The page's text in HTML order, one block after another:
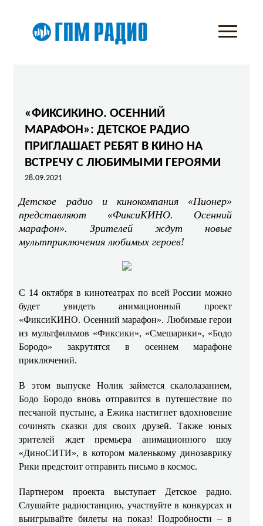
«ФИКСИКИНО. ОСЕННИЙ
МАРАФОН»: ДЕТСКОЕ РАДИО
ПРИГЛАШАЕТ РЕБЯТ В КИНО НА
ВСТРЕЧУ С ЛЮБИМЫМИ ГЕРОЯМИ
28.09.2021
Детское радио и кинокомпания «Пионер»
представляют «ФиксиКИНО. Осенний
марафон». Зрителей ждут новые
мультприключения любимых героев!
С 14 октября в кинотеатрах по всей России можно
будет увидеть анимационный проект
«ФиксиКИНО. Осенний марафон». Любимые герои
из мультфильмов «Фиксики», «Смешарики», «Бодо
Бородо» закрутятся в осеннем марафоне
приключений.
В этом выпуске Нолик займется скалолазанием,
Бодо Бородо вновь отправится в путешествие по
песчаной пустыне, а Ежика настигнет вдохновение
сочинять сказки для своих друзей. Также юных
зрителей ждет премьера анимационного шоу
«ДиноСИТИ», в котором маленькому динозаврику
Рики предстоит отправить письмо в космос.
Партнером проекта выступает Детское радио.
Слушайте радиостанцию, участвуйте в конкурсах и
выигрывайте билеты на показ! Подробности – в